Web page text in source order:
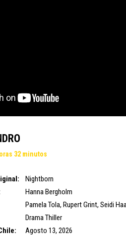
32 minutos
Nightborn
Hanna Bergholm
Pamela Tola, Rupert Grint, Seidi
DramaThiller
Agosto 13, 2026